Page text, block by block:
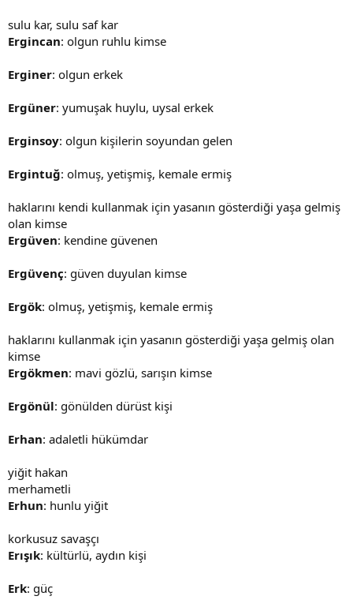
sulu kar, sulu saf kar
Ergincan: olgun ruhlu kimse
Erginer: olgun erkek
Ergüner: yumuşak huylu, uysal erkek
Erginsoy: olgun kişilerin soyundan gelen
Ergintuğ: olmuş, yetişmiş, kemale ermiş
haklarını kendi kullanmak için yasanın gösterdiği yaşa gelmiş
olan kimse
Ergüven: kendine güvenen
Ergüvenç: güven duyulan kimse
Ergök: olmuş, yetişmiş, kemale ermiş
haklarını kullanmak için yasanın gösterdiği yaşa gelmiş olan
kimse
Ergökmen: mavi gözlü, sarışın kimse
Ergönül: gönülden dürüst kişi
Erhan: adaletli hükümdar
yiğit hakan
merhametli
Erhun: hunlu yiğit
korkusuz savaşçı
Erışık: kültürlü, aydın kişi
Erk: güç